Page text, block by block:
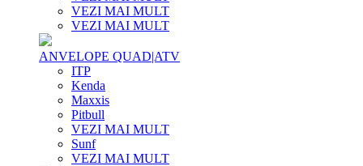
VEZI MAI MULT
VEZI MAI MULT
ANVELOPE QUAD|ATV
ITP
Kenda
Maxxis
Pitbull
VEZI MAI MULT
Sunf
VEZI MAI MULT